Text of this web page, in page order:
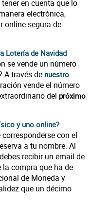
en cuenta que lo
electrónica,
online segura de
Lotería de Navidad
se vende un número
A través de nuestro
vende el número
del próximo
y uno online?
con el
a tu nombre. Al
recibir un email de
compra que ha de
de Moneda y
que un décimo